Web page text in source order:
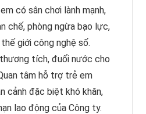
có sân chơi lành mạnh,
chế, phòng ngừa bạo lực,
giới công nghệ số.
tích, đuối nước cho
tâm hỗ trợ trẻ em
cảnh đặc biệt khó khăn,
lao động của Công ty.